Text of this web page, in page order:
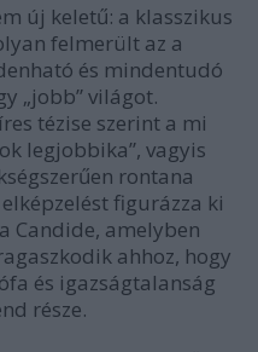
új keletű: a klasszikus
felmerült az a
és mindentudó
„jobb” világot.
tézise szerint a mi
legjobbika”, vagyis
rontana
figurázza ki
Candide, amelyben
ahhoz, hogy
és igazságtalanság
része.